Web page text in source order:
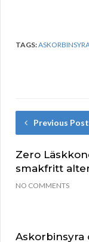
TAGS:
Previous Post
Zero
smakfritt
NO COMMENTS
Askorbinsyra